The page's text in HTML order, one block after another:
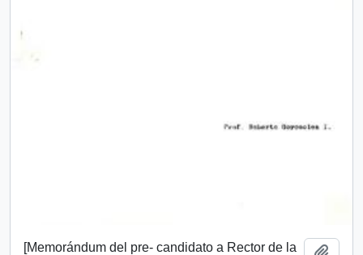
[Memorándum del pre- candidato a Rector de la